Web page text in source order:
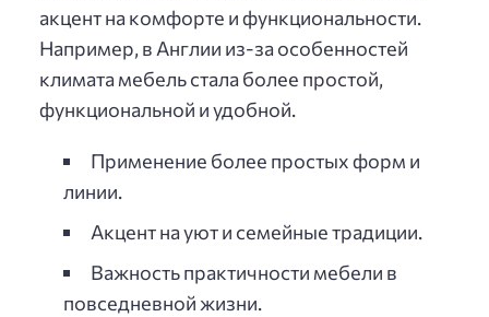
акцент на комфорте и функциональности.
Например, в Англии из-за особенностей
климата мебель стала более простой,
функциональной и удобной.
Применение более простых форм и
линии.
Акцент на уют и семейные традиции.
Важность практичности мебели в
повседневной жизни.